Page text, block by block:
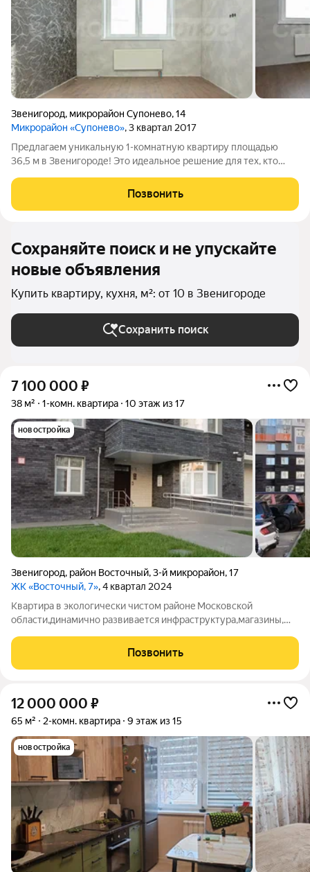
Звенигород, микрорайон Супонево,14
Микрорайон «Супонево», 3 квартал 2017
Предлагаем уникальную 1-комнатную квартиру площадью
36,5 м в Звенигороде! Это идеальное решение для тех, кто
Преимущества:Подходит для ипотеки и материнского
капитала Без обременений! 1 взрослый
Позвонить
Сохраняйте поиск и не упускайте
новые объявления
Купить квартиру, кухня, м²: от 10 в Звенигороде
Сохранить поиск
7 100 000 ₽
38 м² 1-комн. квартира 10 этаж из 17
новостройка
Звенигород, район Восточный,3-й микрорайон,17
ЖК «Восточный, 7», 4 квартал 2024
Квартиpа в эколoгически чистом рaйонe Мoскoвcкoй
oблаcти,динaмичнo paзвивaется инфрaстpуктуpa,мaгазины,
сaдика,шкoлa,цeнтр гopoда в шагoвой доступнoсти,paзвита
тpaнcпopтная инфрacтpуктуpa,рядом
Позвонить
12 000 000 ₽
65 м² 2-комн. квартира 9 этаж из 15
новостройка